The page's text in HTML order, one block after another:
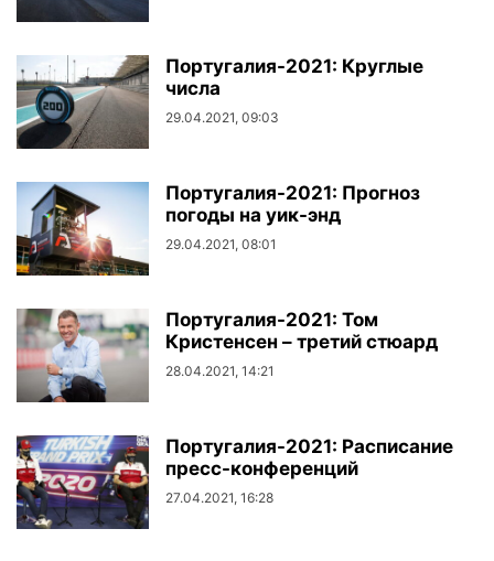
Португалия-2021: Круглые
числа
29.04.2021, 09:03
Португалия-2021: Прогноз
погоды на уик-энд
29.04.2021, 08:01
Португалия-2021: Том
Кристенсен – третий стюард
28.04.2021, 14:21
Португалия-2021: Расписание
пресс-конференций
27.04.2021, 16:28